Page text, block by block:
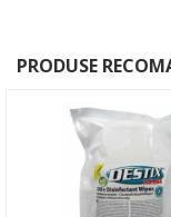
PRODUSE